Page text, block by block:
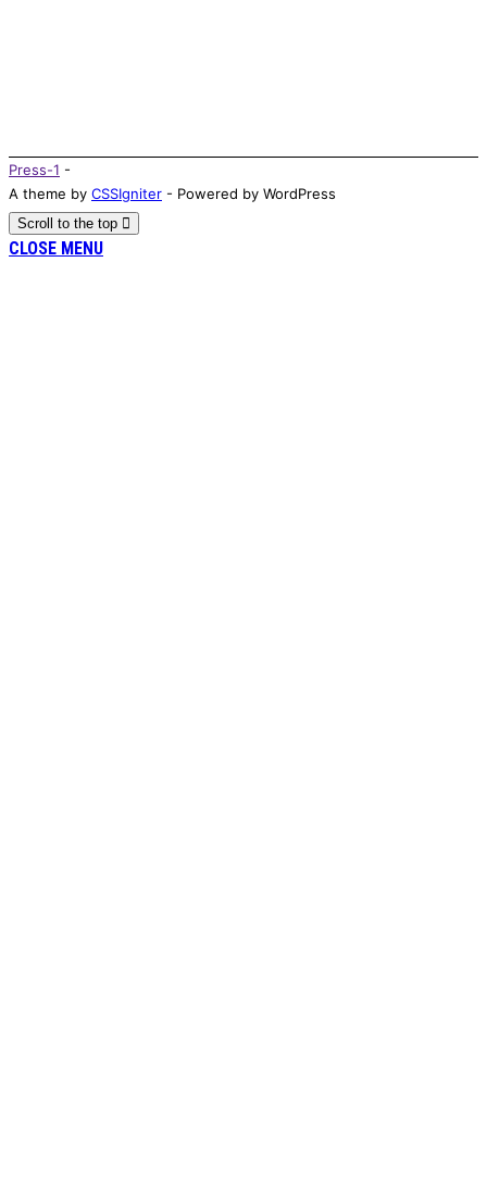
Press-1 -
A theme by CSSIgniter - Powered by WordPress
Scroll to the top
CLOSE MENU